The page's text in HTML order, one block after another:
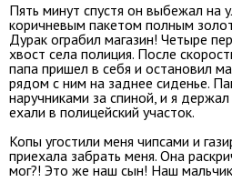
Пять минут спустя он выбежал на
коричневым пакетом полным
Дурак ограбил магазин! Четыре
хвост села полиция. После
папа пришел в себя и остановил
рядом с ним на заднее сиденье.
наручниками за спиной, и я
ехали в полицейский участок.
Копы угостили меня чипсами и
приехала забрать меня. Она
мог?! Это же наш сын! Наш